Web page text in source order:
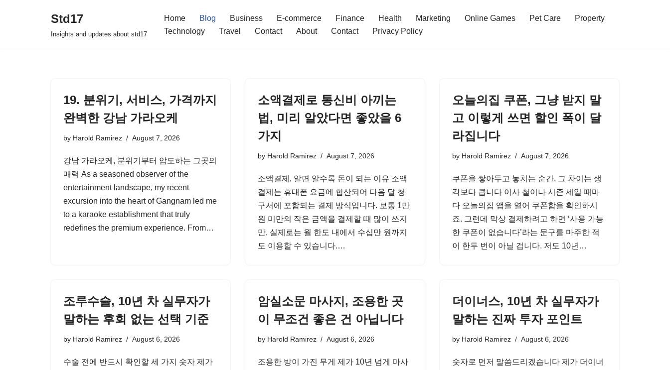
Std17
Insights and updates about std17
Home Blog Business E-commerce Finance Health Marketing Online Games Pet Care
Property
Technology
Travel Contact About Contact Privacy Policy
19. 분위기, 서비스, 가격까지
완벽한 강남 가라오케
by Harold Ramirez August 7, 2026
강남 가라오케, 분위기부터 압도하는 그곳의
매력 As a seasoned observer of the
entertainment landscape, my recent
excursion into the heart of Gangnam led me
to a karaoke establishment that truly
redefines the premium experience. From…
소액결제로 통신비 아끼는
법, 미리 알았다면 좋았을 6
가지
by Harold Ramirez August 7, 2026
소액결제, 알면 알수록 돈이 되는 이유 소액
결제는 휴대폰 요금에 합산되어 다음 달 청
구서에 포함되는 결제 방식입니다. 보통 1만
원 미만의 작은 금액을 결제할 때 많이 쓰지
만, 실제로는 월 한도 내에서 수십만 원까지
도 이용할 수 있습니다.…
오늘의집 쿠폰, 그냥 받지 말
고 이렇게 쓰면 할인 폭이 달
라집니다
by Harold Ramirez August 7, 2026
쿠폰을 쌓아두고 놓치는 순간, 그 차이는 생
각보다 큽니다 이사 철이나 시즌 세일 때마
다 오늘의집 앱을 열어 쿠폰함을 확인하시
죠. 그런데 막상 결제하려고 하면 ‘사용 가능
한 쿠폰이 없습니다’라는 문구를 마주한 적
이 한두 번이 아닐 겁니다. 저도 10년…
조루수술, 10년 차 실무자가
말하는 후회 없는 선택 기준
by Harold Ramirez August 6, 2026
수술 전에 반드시 확인할 세 가지 숫자 제가
암실소문 마사지, 조용한 곳
이 무조건 좋은 건 아닙니다
by Harold Ramirez August 6, 2026
조용한 방이 가진 무게 제가 10년 넘게 마사
더이너스, 10년 차 실무자가
말하는 진짜 투자 포인트
by Harold Ramirez August 6, 2026
숫자로 먼저 말씀드리겠습니다 제가 더이너